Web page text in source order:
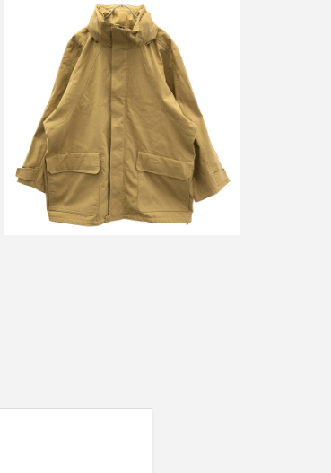
バレンシアガ 16AW BIG MOUNTAIN
JACKET ビッグマウンテンジャケット
470770
買取金額24,000円
詳しく見る